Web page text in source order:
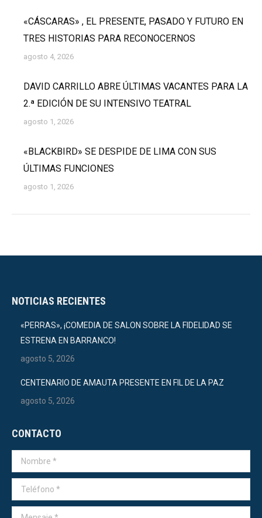
«CÁSCARAS» , EL PRESENTE, PASADO Y FUTURO EN
TRES HISTORIAS PARA RECONOCERNOS
agosto 4, 2026
DAVID CARRILLO ABRE ÚLTIMAS VACANTES PARA LA
2.ª EDICIÓN DE SU INTENSIVO TEATRAL
agosto 1, 2026
«BLACKBIRD» SE DESPIDE DE LIMA CON SUS
ÚLTIMAS FUNCIONES
agosto 1, 2026
NOTICIAS RECIENTES
«PERRAS», ¡COMEDIA DE SALON SOBRE LA FIDELIDAD SE
ESTRENA EN BARRANCO!
agosto 5, 2026
CENTENARIO DE AMAUTA PRESENTE EN FIL DE LA PAZ
agosto 5, 2026
CONTACTO
Nombre *
Teléfono *
Mensaje *